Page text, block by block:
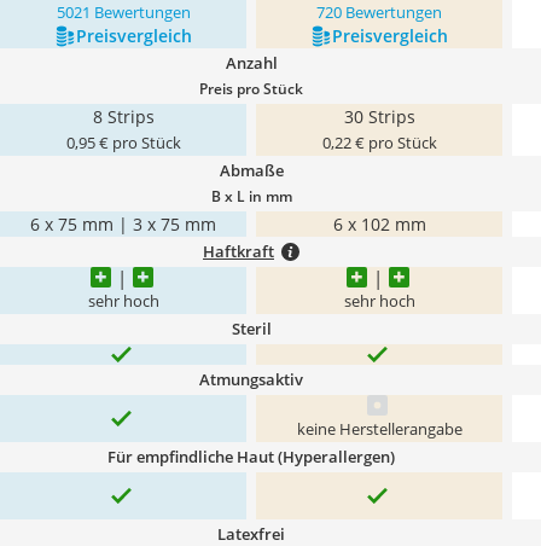
5021 Bewertungen 720 Bewertungen
Preis­vergleich Preis­vergleich
Anzahl
Preis pro Stück
8 Strips
0,95 € pro Stück
30 Strips
0,22 € pro Stück
Abmaße
B x L in mm
6 x 75 mm | 3 x 75 mm 6 x 102 mm
Haftkraft
sehr hoch sehr hoch
Steril
Atmungsaktiv
keine Herstellerangabe
Für empfindliche Haut (Hyperallergen)
Latexfrei